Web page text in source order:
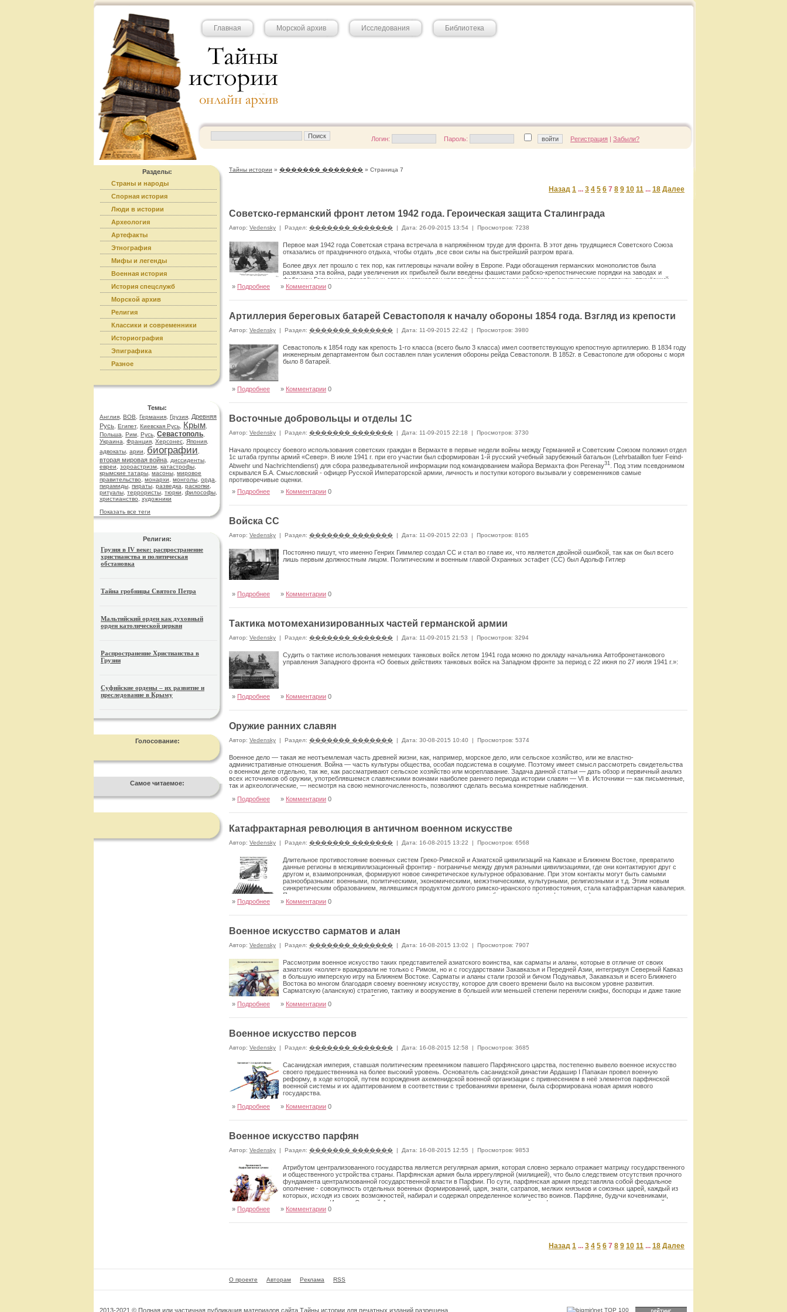
Главная Морской архив Исследования Библиотека
Логин: Пароль: Регистрация | Забыли?
Разделы:
Страны и народы
Спорная история
Люди в истории
Археология
Артефакты
Этнография
Мифы и легенды
Военная история
История спецслужб
Морской архив
Религия
Классики и современники
Историография
Эпиграфика
Разное
Темы:
Англия ВОВ Германия Грузия
Древняя
Русь Египет, Киевская Русь Крым
Польша
Рим Русь Севастополь
Украина
Франция Херсонес Япония
адвокаты арии биографии
вторая мировая война диссиденты
евреи
зороастризм катастрофы
крымские татары масоны мировое
правительство
монархи монголы орда
пирамиды пираты разведка раскопки
ритуалы террористы тюрки философы
христианство
художники
Показать все теги
Религия:
Грузия в IV веке: распространение
христианства и политическая
обстановка
Тайна гробницы Святого Петра
Мальтийский орден как духовный
орден католической церкви
Распространение Христианства в
Грузии
Суфийские ордены – их развитие и
преследование в Крыму
Голосование:
Самое читаемое:
Тайны истории » ������� ������� » Страница 7
Назад 1 ... 3 4 5 6 7 8 9 10 11 ... 18 Далее
Советско-германский фронт летом 1942 года. Героическая защита Сталинграда
Автор: Vedensky | Раздел: ������� ������� | Дата: 26-09-2015 13:54 | Просмотров: 7238
Первое мая 1942 года Советская страна встречала в на­пряжённом труде для фронта. В этот день трудящиеся Совет­ского Союза
отказались от праздничного отдыха, чтобы отдать ,все свои силы на быстрейший разгром врага.
Более двух лет прошло с тех пор, как гитлеровцы начали войну в Европе. Ради обогащения германских монополистов была
развязана эта война, ради увеличения их прибы­лей были введены фашистами рабско-крепостнические по­рядки на заводах и
фабриках Германии и покорённых стран, установлен кровавый террористический режим в оккупированных странах, принёсший
порабощённым на­родам неисчислимые беды и страдания.
» Подробнее » Комментарии 0
Артиллерия береговых батарей Севастополя к началу обороны 1854 года. Взгляд из крепости
Автор: Vedensky | Раздел: ������� ������� | Дата: 11-09-2015 22:42 | Просмотров: 3980
Севастополь к 1854 году как крепость 1-го класса (всего было 3 класса) имел соответствующую крепостную артиллерию. В 1834 году
инженерным департаментом был составлен план усиления обороны рейда Севастополя. В 1852г. в Севастополе для обороны с моря
было 8 батарей.
» Подробнее » Комментарии 0
Восточные добровольцы и отделы 1C
Автор: Vedensky | Раздел: ������� ������� | Дата: 11-09-2015 22:18 | Просмотров: 3730
Начало процессу боевого использования советских граждан в Вермахте в первые недели войны между Герма­нией и Советским Союзом положил отдел
1с штаба груп­пы армий «Север». В июле 1941 г. при его участии был сфор­мирован 1-й русский учебный зарубежный батальон (Lehrbataillon fuer Feind-
Abwehr und Nachrichtendienst) для сбора разведывательной информации под командовани­ем майора Вермахта фон Регенау31 . Под этим псевдонимом
скрывался Б.А. Смысловский - офицер Русской Импера­торской армии, личность и поступки которого вызывали у современников самые
противоречивые оценки.
» Подробнее » Комментарии 0
Войска СС
Автор: Vedensky | Раздел: ������� ������� | Дата: 11-09-2015 22:03 | Просмотров: 8165
Постоянно пишут, что именно Генрих Гиммлер создал СС и стал во главе их, что является двойной ошибкой, так как он был всего
лишь первым должностным лицом. Политическим и военным главой Охранных эстафет (СС) был Адольф Гитлер
» Подробнее » Комментарии 0
Тактика мотомеханизированных частей германской армии
Автор: Vedensky | Раздел: ������� ������� | Дата: 11-09-2015 21:53 | Просмотров: 3294
Судить о тактике использования немецких танковых войск летом 1941 года можно по докладу начальника Автобронетанкового
управления Западного фронта «О боевых действиях танковых войск на Западном фронте за период с 22 июня по 27 июля 1941 г.»:
» Подробнее » Комментарии 0
Оружие ранних славян
Автор: Vedensky | Раздел: ������� ������� | Дата: 30-08-2015 10:40 | Просмотров: 5374
Военное дело — такая же неотъемлемая часть древней жизни, как, например, морское дело, или сельское хозяйство, или же властно-
административные отношения. Война — часть культуры общества, особая подсистема в социуме. По­этому имеет смысл рассмотреть свидетельства
о военном деле отдельно, так же, как рассматривают сельское хозяйст­во или мореплавание. Задача данной статьи — дать обзор и первичный анализ
всех источников об оружии, употреб­лявшемся славянскими воинами наиболее раннего периода истории славян — VI в. Источники — как письменные,
так и археологические, — несмотря на свою немногочисленность, позволяют сделать весьма конкретные наблюдения.
» Подробнее » Комментарии 0
Катафрактарная революция в античном военном искусстве
Автор: Vedensky | Раздел: ������� ������� | Дата: 16-08-2015 13:22 | Просмотров: 6568
Длительное противостояние военных систем Греко-Римской и Азиатской цивилизаций на Кавказе и Ближнем Востоке, превратило
данные регионы в межцивилизационный фронтир - пограничье между двумя разными цивилизациями, где они контактируют друг с
другом и, взаимопроникая, формируют новое синкретическое культурное образование. При этом контакты могут быть самыми
разнообразными: военными, политическими, экономическими, межэтническими, культурными, религиозными и т.д. Этим новым
синкретическим образованием, являвшимся продуктом долгого римско-иранского противостояния, стала катафрактарная кавалерия.
Постепенное ее развитие и усовершенствование вылилось в масштабную военную (катафрактарную) революцию, изменившую
облик римского и азиатского воинства. Сначала рассмотрим ее предысторию.
» Подробнее » Комментарии 0
Военное искусство сарматов и алан
Автор: Vedensky | Раздел: ������� ������� | Дата: 16-08-2015 13:02 | Просмотров: 7907
Рассмотрим военное искусство таких представителей азиатского воинства, как сарматы и аланы, которые в отличие от своих
азиатских «коллег» враждовали не только с Римом, но и с государствами Закавказья и Передней Азии, интегрируя Северный Кавказ
в большую имперскую игру на Ближнем Востоке. Сарматы и аланы стали грозой и бичом Подунавья, Закавказья и всего Ближнего
Востока во многом благодаря своему военному искусству, которое для своего времени было на высоком уровне развития.
Сарматскую (аланскую) стратегию, тактику и вооружение в большей или меньшей степени переняли скифы, боспорцы и даже такие
великие воины, как римляне. Греческие колонисты редко конфликтовали с сарматами, поэтому в трудах греческих историков
содержится мало сведений относительно их военного искусства. Однако римляне часто сталкивались с сарматским и аланским
» Подробнее » Комментарии 0
Военное искусство персов
Автор: Vedensky | Раздел: ������� ������� | Дата: 16-08-2015 12:58 | Просмотров: 3685
Сасанидская империя, ставшая политическим преемником павшего Парфянского царства, постепенно вывело военное искусство
своего предшественника на более высокий уровень. Основатель сасанидской династии Ардашир I Папакан провел военную
реформу, в ходе которой, путем возрождения ахеменидской военной организации с привнесением в неё элементов парфянской
военной системы и их адаптированием в соответствии с требованиями времени, была сформирована новая армия нового
государства.
» Подробнее » Комментарии 0
Военное искусство парфян
Автор: Vedensky | Раздел: ������� ������� | Дата: 16-08-2015 12:55 | Просмотров: 9853
Атрибутом централизованного государства является регулярная армия, которая словно зеркало отражает матрицу государственного
и общественного устройства страны. Парфянская армия была иррегулярной (милицией), что было следствием отсутствия прочного
фундамента централизованной государственной власти в Парфии. По сути, парфянская армия представляла собой феодальное
ополчение - совокупность отдельных военных формирований, царя, знати, сатрапов, мелких князьков и союзных царей, каждый из
которых, исходя из своих возможностей, набирал и содержал определенное количество воинов. Парфяне, будучи кочевниками,
пришедшими в Иран из Средней Азии, впервые в истории заложили номадический тип формирования армии в основу военной
системы централизованного государства. Парфянские цари, создав свое государство на базе завоеванных территорий Ирана и
военной организации, которым они пользовались на протяжении столетий, слегка усовершенствовав его. В итоге система комплектования,
» Подробнее » Комментарии 0
Назад 1 ... 3 4 5 6 7 8 9 10 11 ... 18 Далее
О проекте Авторам Реклама RSS
2013-2021 © Полная или частичная публикация материалов сайта Тайны истории для печатных изданий разрешена